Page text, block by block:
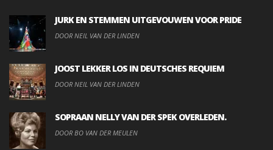
JURK EN STEMMEN UITGEVOUWEN VOOR PRIDE
DOOR NEIL VAN DER LINDEN
JOOST LEKKER LOS IN DEUTSCHES REQUIEM
DOOR NEIL VAN DER LINDEN
SOPRAAN NELLY VAN DER SPEK OVERLEDEN.
DOOR BO VAN DER MEULEN